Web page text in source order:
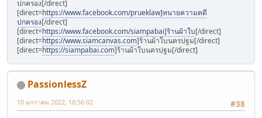
ปกครอง[/direct]
[direct=https://www.facebook.com/prueklaw]ทนายความคดี
ปกครอง[/direct]
[direct=https://www.facebook.com/siampabai]ร้านผ้าใบ[/direct]
[direct=https://www.siamcanvas.com]ร้านผ้าใบนครปฐม[/direct]
[direct=https://siampabai.com]ร้านผ้าใบนครปฐม[/direct]
PassionlessZ
#38
10 มกราคม 2022, 10:56:02